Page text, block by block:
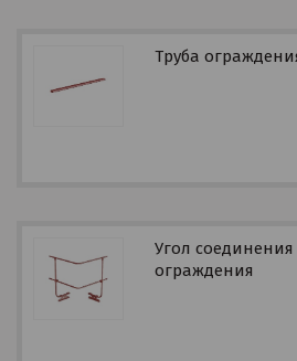
Труба
Угол соединения
ограждения